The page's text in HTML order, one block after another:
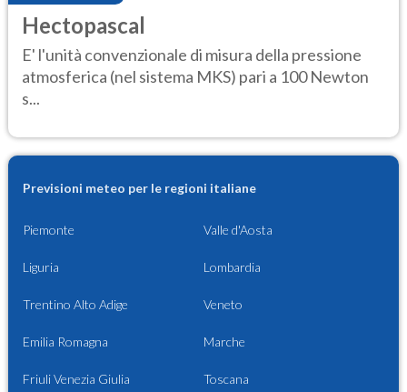
Hectopascal
E' l'unità convenzionale di misura della pressione
atmosferica (nel sistema MKS) pari a 100 Newton
s...
Previsioni meteo per le regioni italiane
Piemonte Valle d'Aosta
Liguria Lombardia
Trentino Alto Adige Veneto
Emilia Romagna Marche
Friuli Venezia Giulia Toscana